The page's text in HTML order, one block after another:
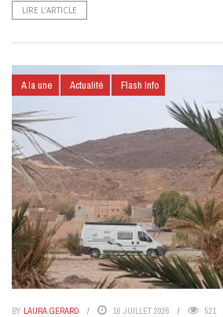
LIRE L’ARTICLE
A la une Actualité Flash Info
BY LAURA GERARD 16 JUILLET 2026 521